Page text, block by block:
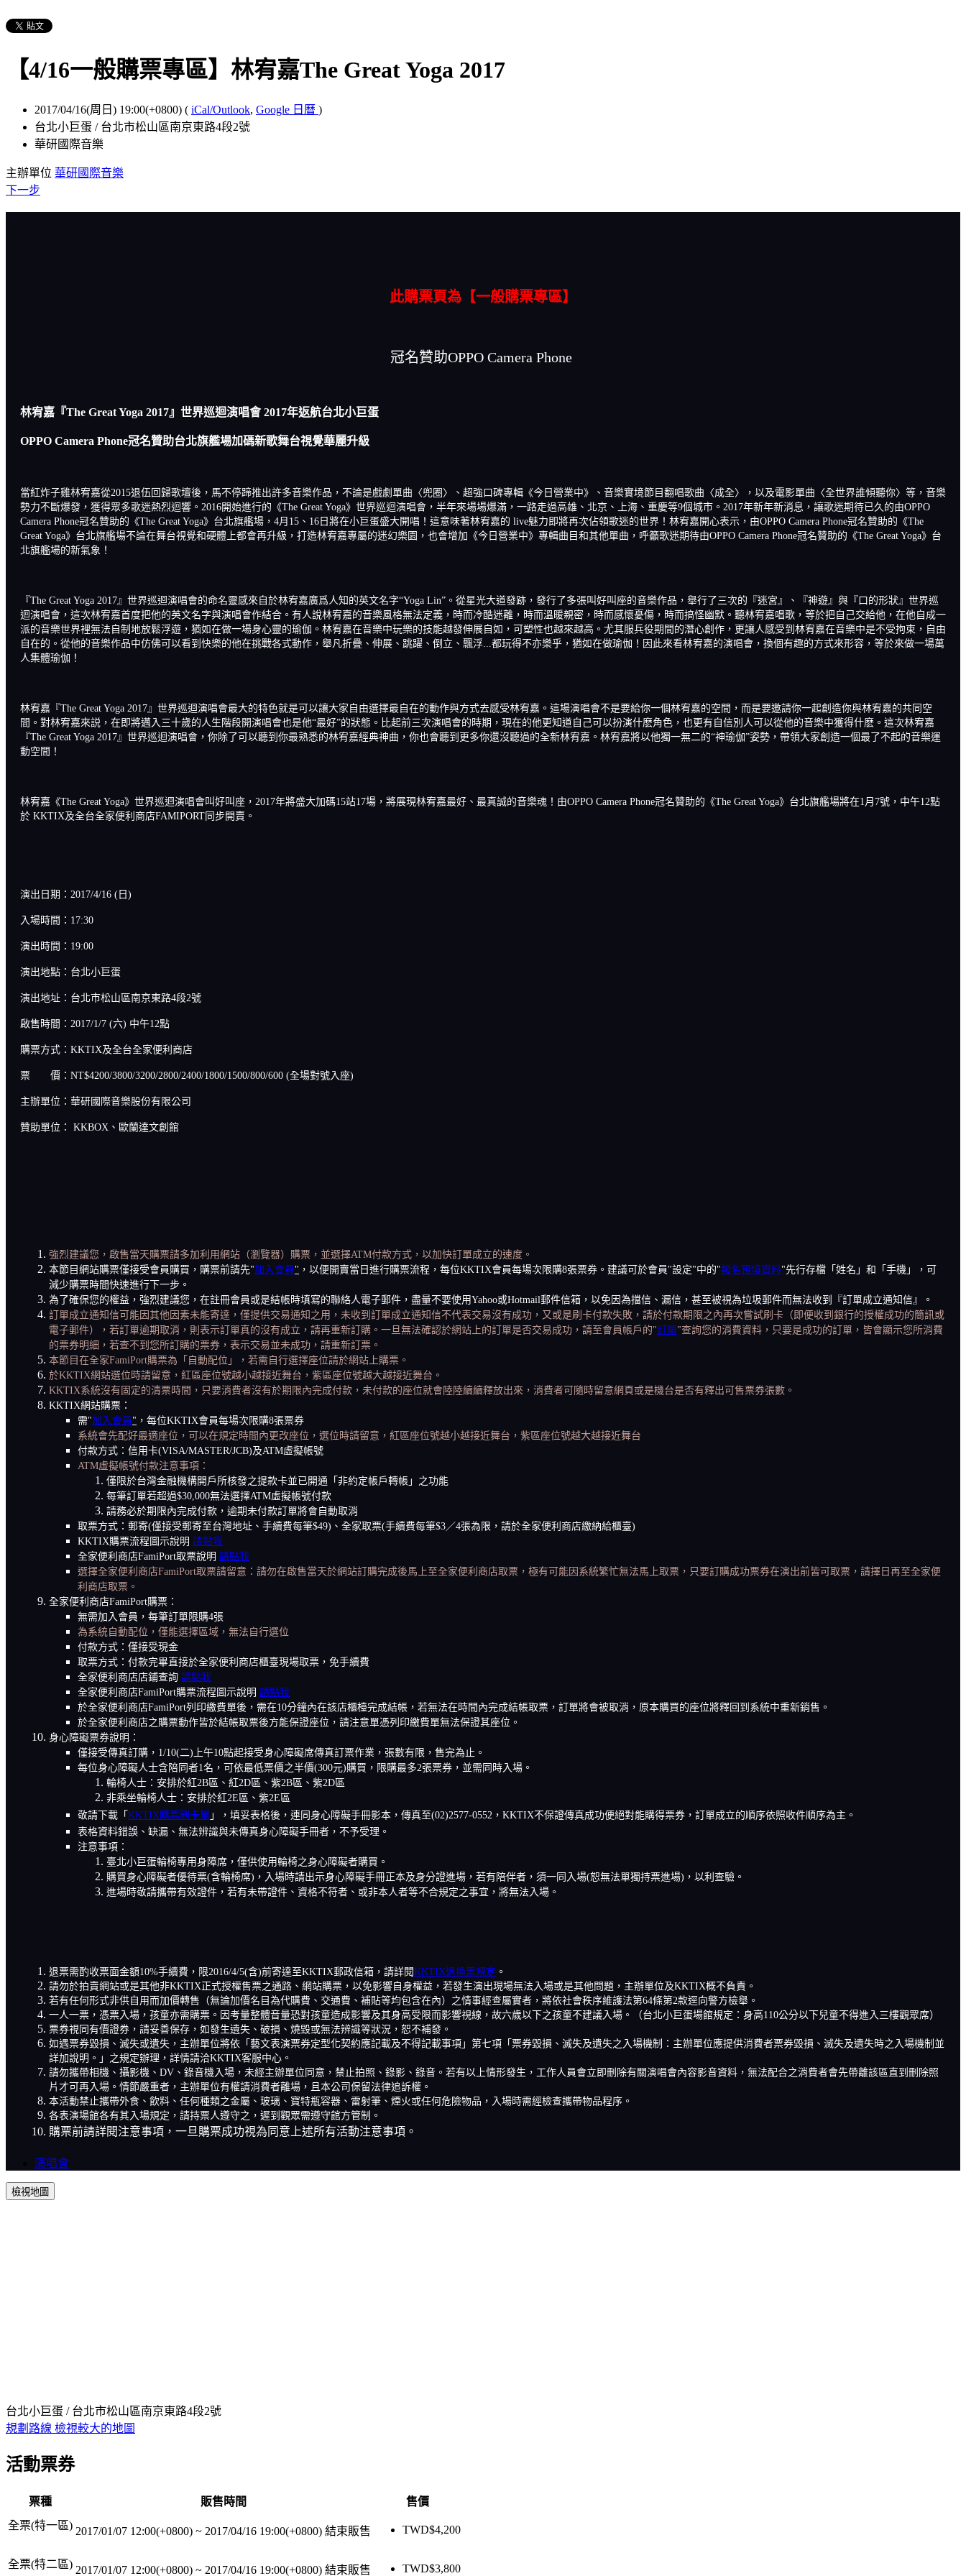
【4/16一般購票專區】林宥嘉The Great Yoga 2017
2017/04/16(周日) 19:00(+0800) ( iCal/Outlook, Google 日曆 )
台北小巨蛋 / 台北市松山區南京東路4段2號
華研國際音樂
主辦單位 華研國際音樂
下一步
此購票頁為【一般購票專區】
冠名贊助OPPO Camera Phone
林宥嘉『The Great Yoga 2017』世界巡迴演唱會 2017年返航台北小巨蛋
OPPO Camera Phone冠名贊助台北旗艦場加碼新歌舞台視覺華麗升級
當紅炸子雞林宥嘉從2015退伍回歸歌壇後，馬不停蹄推出許多音樂作品，不論是戲劇單曲〈兜圈〉、超強口碑專輯《今日營業中》、音樂實境節目翻唱歌曲〈成全〉，以及電影單曲〈全世界誰傾聽你〉等，音樂
勢力不斷爆發，獲得眾多歌迷熱烈迴響。2016開始進行的《The Great Yoga》世界巡迴演唱會，半年來場場爆滿，一路走過高雄、北京、上海、重慶等9個城市。2017年新年新消息，讓歌迷期待已久的由OPPO
Camera Phone冠名贊助的《The Great Yoga》台北旗艦場，4月15、16日將在小巨蛋盛大開唱！這意味著林宥嘉的 live魅力即將再次佔領歌迷的世界！林宥嘉開心表示，由OPPO Camera Phone冠名贊助的《The
Great Yoga》台北旗艦場不論在舞台視覺和硬體上都會再升級，打造林宥嘉專屬的迷幻樂園，也會增加《今日營業中》專輯曲目和其他單曲，呼籲歌迷期待由OPPO Camera Phone冠名贊助的《The Great Yoga》台
北旗艦場的新氣象！
『The Great Yoga 2017』世界巡迴演唱會的命名靈感來自於林宥嘉廣爲人知的英文名字“Yoga Lin”。從星光大道發跡，發行了多張叫好叫座的音樂作品，舉行了三次的『迷宮』、『神遊』與『口的形狀』世界巡
迴演唱會，這次林宥嘉首度把他的英文名字與演唱會作結合。有人說林宥嘉的音樂風格無法定義，時而冷酷迷離，時而溫暖親密，時而感懷憂傷，時而搞怪幽默。聽林宥嘉唱歌，等於把自己交給他，在他自成一
派的音樂世界裡無法自制地放鬆浮遊，猶如在做一場身心靈的瑜伽。林宥嘉在音樂中玩樂的技能越發伸展自如，可塑性也越來越高。尤其服兵役期間的潛心創作，更讓人感受到林宥嘉在音樂中是不受拘束，自由
自在的。從他的音樂作品中仿佛可以看到快樂的他在挑戰各式動作，舉凡折疊、伸展、跳躍、倒立、飄浮...都玩得不亦樂乎，猶如在做瑜伽！因此來看林宥嘉的演唱會，換個有趣的方式來形容，等於來做一場萬
人集體瑜伽！
林宥嘉『The Great Yoga 2017』世界巡迴演唱會最大的特色就是可以讓大家自由選擇最自在的動作與方式去感受林宥嘉。這場演唱會不是要給你一個林宥嘉的空間，而是要邀請你一起創造你與林宥嘉的共同空
間。對林宥嘉來説，在即將邁入三十歲的人生階段開演唱會也是他“最好”的狀態。比起前三次演唱會的時期，現在的他更知道自己可以扮演什麽角色，也更有自信別人可以從他的音樂中獲得什麽。這次林宥嘉
『The Great Yoga 2017』世界巡迴演唱會，你除了可以聽到你最熟悉的林宥嘉經典神曲，你也會聽到更多你還沒聽過的全新林宥嘉。林宥嘉將以他獨一無二的“神瑜伽”姿勢，帶領大家創造一個最了不起的音樂運
動空間！
林宥嘉《The Great Yoga》世界巡迴演唱會叫好叫座，2017年將盛大加碼15站17場，將展現林宥嘉最好、最真誠的音樂魂！由OPPO Camera Phone冠名贊助的《The Great Yoga》台北旗艦場將在1月7號，中午12點
於 KKTIX及全台全家便利商店FAMIPORT同步開賣。
演出日期：2017/4/16 (日)
入場時間：17:30
演出時間：19:00
演出地點：台北小巨蛋
演出地址：台北市松山區南京東路4段2號
啟售時間：2017/1/7 (六) 中午12點
購票方式：KKTIX及全台全家便利商店
票 價：NT$4200/3800/3200/2800/2400/1800/1500/800/600 (全場對號入座)
主辦單位：華研國際音樂股份有限公司
贊助單位： KKBOX、歐蘭達文創館
強烈建議您，啟售當天購票請多加利用網站（瀏覽器）購票，並選擇ATM付款方式，以加快訂單成立的速度。
本節目網站購票僅接受會員購買，購票前請先"加入會員 " ，以便開賣當日進行購票流程，每位KKTIX會員每場次限購8張票券 。 建議可於會員"設定"中的"報名預填資料"先行存檔「姓名」和「手機」，可
減少購票時間快速進行下一步。
為了確保您的權益，強烈建議您，在註冊會員或是結帳時填寫的聯絡人電子郵件，盡量不要使用Yahoo或Hotmail郵件信箱，以免因為擋信、漏信，甚至被視為垃圾郵件而無法收到『訂單成立通知信』。
訂單成立通知信可能因其他因素未能寄達，僅提供交易通知之用，未收到訂單成立通知信不代表交易沒有成功，又或是刷卡付款失敗，請於付款期限之內再次嘗試刷卡（即便收到銀行的授權成功的簡訊或
電子郵件），若訂單逾期取消，則表示訂單真的沒有成立，請再重新訂購。一旦無法確認於網站上的訂單是否交易成功，請至會員帳戶的"訂單"查詢您的消費資料，只要是成功的訂單，皆會顯示您所消費
的票券明細，若查不到您所訂購的票券，表示交易並未成功，請重新訂票。
本節目 在全家FamiPort購票為「自動配位」，若需自行選擇座位請於網站上購票。
於KKTIX網站選位時請留意，紅區座位號越小越接近舞台，紫區座位號越大越接近舞台。
KKTIX系統沒有固定的清票時間，只要消費者沒有於期限內完成付款，未付款的座位就會陸陸續續釋放出來，消費者可隨時留意網頁或是機台是否有釋出可售票券張數。
KKTIX網站購票：
需"加入會員 " ， 每位KKTIX會員每場次限購8張票券
系統會先配好最適座位，可以在規定時間內更改座位， 選位時請留意，紅區座位號越小越接近舞台，紫區座位號越大越接近舞台
付款方式：信用卡(VISA/MASTER/JCB)及ATM虛擬帳號
ATM虛擬帳號付款注意事項：
僅限於台灣金融機構開戶所核發之提款卡並已開通「非約定帳戶轉帳」之功能
每筆訂單若超過$30,000無法選擇ATM虛擬帳號付款
請務必於期限內完成付款，逾期未付款訂單將會自動取消
取票方式：郵寄(僅接受郵寄至台灣地址、手續費每筆$49)、全家取票(手續費每筆$3／4張為限，請於全家便利商店繳納給櫃臺)
KKTIX購票流程圖示說明 請點我
全家便利商店FamiPort取票說明 請點我
選擇全家便利商店FamiPort取票請留意：請勿在啟售當天於網站訂購完成後馬上至全家便利商店取票，極有可能因系統繁忙無法馬上取票，只要訂購成功票券在演出前皆可取票，請擇日再至全家便
利商店取票。
全家便利商店FamiPort購票：
無需加入會員，每筆訂單限購4張
為系統自動配位，僅能選擇區域，無法自行選位
付款方式：僅接受現金
取票方式：付款完畢直接於全家便利商店櫃臺現場取票，免手續費
全家便利商店店鋪查詢 請點我
全家便利商店FamiPort購票流程圖示說明 請點我
於全家便利商店FamiPort列印繳費單後，需在10分鐘內在該店櫃檯完成結帳，若無法在時間內完成結帳取票，訂單將會被取消，原本購買的座位將釋回到系統中重新銷售。
於全家便利商店之購票動作皆於結帳取票後方能保證座位，請注意單憑列印繳費單無法保證其座位。
身心障礙票券說明：
僅接受傳真訂購，1/10(二)上午10點起接受身心障礙席傳真訂票作業，張數有限，售完為止。
每位身心障礙人士含陪同者1名，可依最低票價之半價(300元)購買，限購最多2張票券，並需同時入場。
輪椅人士：安排於紅2B區、紅2D區、紫2B區、紫2D區
非乘坐輪椅人士：安排於紅2E區 、紫2E區
敬請下載 「 KKTIX購票刷卡單 」 ， 填妥表格後，連同身心障礙手冊影本，傳真至(02)2577-0552，KKTIX不保證傳真成功便絕對能購得票券，訂單成立的順序依照收件順序為主。
表格資料錯誤、缺漏、無法辨識與未傳真身心障礙手冊者，不予受理。
注意事項：
臺北小巨蛋輪椅專用身障席，僅供使用輪椅之身心障礙者購買。
購買身心障礙者優待票(含輪椅席)，入場時請出示身心障礙手冊正本及身分證進場，若有陪伴者，須一同入場(恕無法單獨持票進場)，以利查驗。
進場時敬請攜帶有效證件，若有未帶證件、資格不符者、或非本人者等不合規定之事宜，將無法入場。
退票需酌收票面金額10%手續費，限2016/4/5(含)前寄達至KKTIX郵政信箱，請詳閱KKTIX退換票規定 。
請勿於拍賣網站或是其他非KKTIX正式授權售票之通路、網站購票，以免影響自身權益，若發生演出現場無法入場或是其他問題，主辦單位及KKTIX概不負責。
若有任何形式非供自用而加價轉售（無論加價名目為代購費、交通費、補貼等均包含在內）之情事經查屬實者，將依社會秩序維護法第64條第2款逕向警方檢舉。
一人一票，憑票入場，孩童亦需購票。因考量整體音量恐對孩童造成影響及其身高受限而影響視線，故六歲以下之孩童不建議入場。（台北小巨蛋場館規定：身高110公分以下兒童不得進入三樓觀眾席）
票券視同有價證券，請妥善保存，如發生遺失、破損、燒毀或無法辨識等狀況，恕不補發。
如遇票券毀損、滅失或遺失，主辦單位將依「藝文表演票券定型化契約應記載及不得記載事項」第七項「票券毀損、滅失及遺失之入場機制：主辦單位應提供消費者票券毀損、滅失及遺失時之入場機制並
詳加說明。」之規定辦理，詳情請洽KKTIX客服中心。
請勿攜帶相機、攝影機、DV、錄音機入場，未經主辦單位同意，禁止拍照、錄影、錄音。若有以上情形發生，工作人員會立即刪除有關演唱會內容影音資料，無法配合之消費者會先帶離該區直到刪除照
片才可再入場。情節嚴重者，主辦單位有權請消費者離場，且本公司保留法律追訴權。
本活動禁止攜帶外食、飲料、任何種類之金屬、玻璃、寶特瓶容器、雷射筆、煙火或任何危險物品，入場時需經檢查攜帶物品程序。
各表演場館各有其入場規定，請持票人遵守之，遲到觀眾需遵守館方管制。
購票前請詳閱注意事項，一旦購票成功視為同意上述所有活動注意事項。
演唱會
檢視地圖
台北小巨蛋 / 台北市松山區南京東路4段2號
規劃路線 檢視較大的地圖
活動票券
票種 販售時間
售價
全票(特一區) 2017/01/07 12:00(+0800) ~ 2017/04/16 19:00(+0800) 結束販售 TWD$4,200
全票(特二區) 2017/01/07 12:00(+0800) ~ 2017/04/16 19:00(+0800) 結束販售 TWD$3,800